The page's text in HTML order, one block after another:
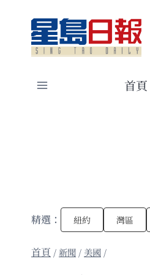
content
首頁
精選： 紐約 灣區
/新聞 / 美國 /